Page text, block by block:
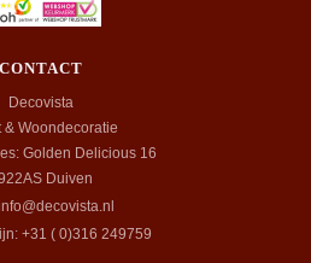
CONTACT
Decovista
& Woondecoratie
Golden Delicious 16
Duiven
+31 ( 0)316 249759